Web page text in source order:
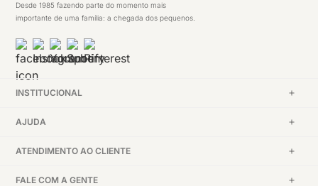
Desde 1985 fazendo parte do momento mais
importante de uma família: a chegada dos pequenos.
INSTITUCIONAL
AJUDA
ATENDIMENTO AO CLIENTE
FALE COM A GENTE